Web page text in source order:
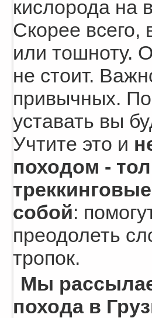
кислорода на
Скорее
или тошноту.
не стоит.
привычных.
уставать вы
Учтите это и
походом -
собой:
преодолеть
тропок.
Мы
похода в